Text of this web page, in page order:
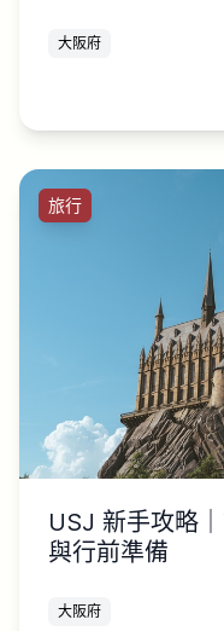
大阪府
旅行
USJ 新手攻略
與行前準備
大阪府